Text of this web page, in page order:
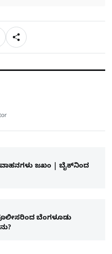
S
h
a
ವಾಹನಗಳು ಜಖಂ | ಬೈಕ್‌ನಿಂದ
ಬೆಂಗಳೂಡು